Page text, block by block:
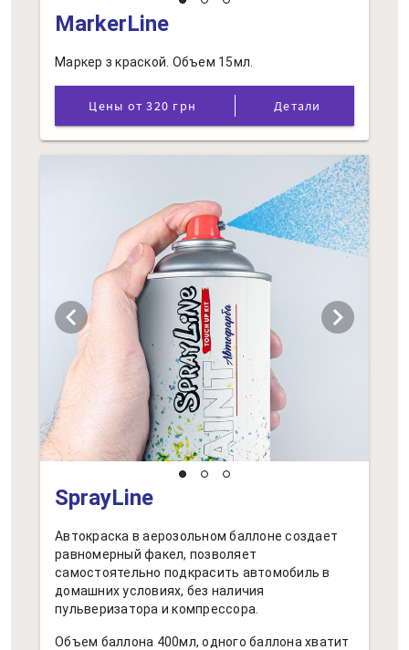
MarkerLine
Маркер з краской. Объем 15мл.
Цены от 320 грн Детали
chevron_left chevron_right
SprayLine
Автокраска в аерозольном баллоне создает
равномерный факел, позволяет
самостоятельно подкрасить автомобиль в
домашних условиях, без наличия
пульверизатора и компрессора.
Объем баллона 400мл, одного баллона хватит